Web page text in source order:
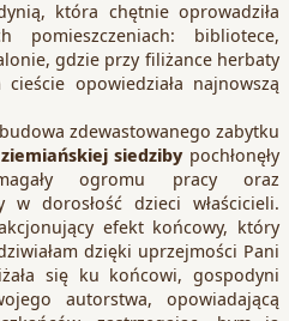
która chętnie oprowadziła
pomieszczeniach: bibliotece,
gdzie przy filiżance herbaty
opowiedziała najnowszą
zdewastowanego zabytku
siedziby pochłonęły
ogromu pracy oraz
w dorosłość dzieci właścicieli.
efekt końcowy, który
dzięki uprzejmości Pani
się ku końcowi, gospodyni
autorstwa, opowiadającą